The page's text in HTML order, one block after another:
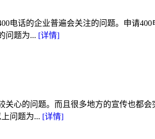
电话的企业普遍会关注的问题。申请
问题为... [详情]
心的问题。而且很多地方的宣传也都
问题为... [详情]